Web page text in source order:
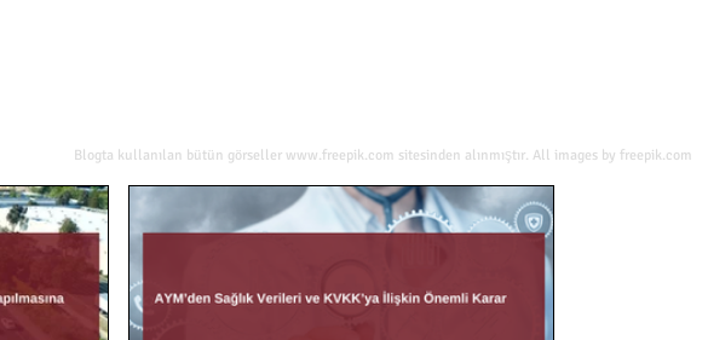
Blogta kullanılan bütün görseller www.freepik.com sitesinden alınmıştır. All images by freepik.com